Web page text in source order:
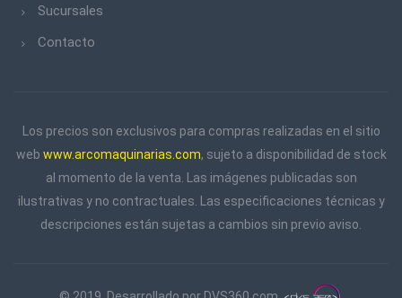
BELLOTA
EL ABUELO
ESSAMET
FELO
FERPAK
Sucursales
Contacto
Los precios son exclusivos para compras realizadas en el sitio
web www.arcomaquinarias.com, sujeto a disponibilidad de stock
al momento de la venta. Las imágenes publicadas son
ilustrativas y no contractuales. Las especificaciones técnicas y
descripciones están sujetas a cambios sin previo aviso.